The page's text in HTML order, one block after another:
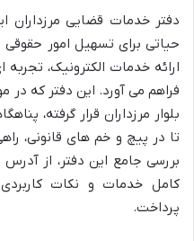
حیاتی برای تسهیل امور
ارائه خدمات الکترونیک،
فراهم می آورد. این دفتر که در
بلوار مرزداران قرار گرفته،
تا در پیچ و خم های قانونی،
بررسی جامع این دفتر، از
کامل خدمات و نکات
پرداخت.